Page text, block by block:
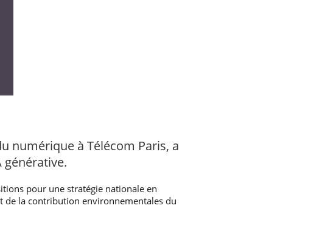
numérique à Télécom Paris, a
pour une stratégie nationale en
de la contribution environnementales du